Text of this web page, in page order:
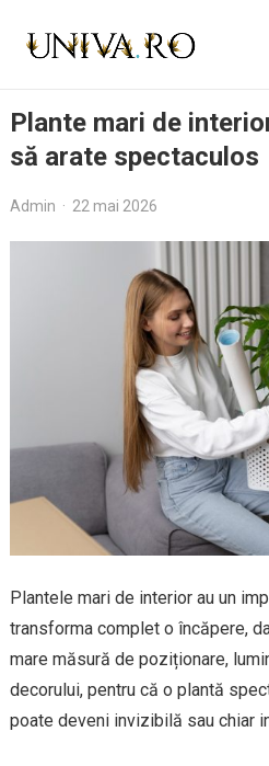
Plante mari de
să arate spectaculos
Admin · 22 mai 2026
Plantele mari de interior au un
transforma complet o încăpere,
mare măsură de poziționare,
decorului, pentru că o plantă
poate deveni invizibilă sau chiar